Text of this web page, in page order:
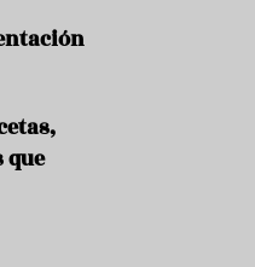
u
d
o
que